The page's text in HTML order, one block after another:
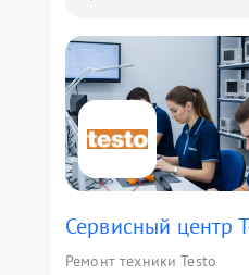
Сервисный центр
Ремонт техники Testo